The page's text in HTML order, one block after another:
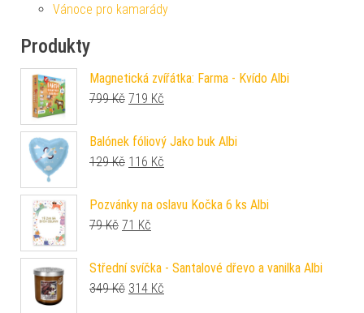
Vánoce pro kamarády
Produkty
Magnetická zvířátka: Farma - Kvído Albi
799Kč Původní cena byla: 799 Kč.
719 Kč
Balónek fóliový Jako buk Albi
129Kč Původní cena byla: 129 Kč.
116 Kč
Pozvánky na oslavu Kočka 6 ks Albi
79Kč Původní cena byla: 79 Kč.
71 Kč
Střední svíčka - Santalové dřevo a vanilka Albi
349Kč Původní cena byla: 349 Kč.
314 Kč